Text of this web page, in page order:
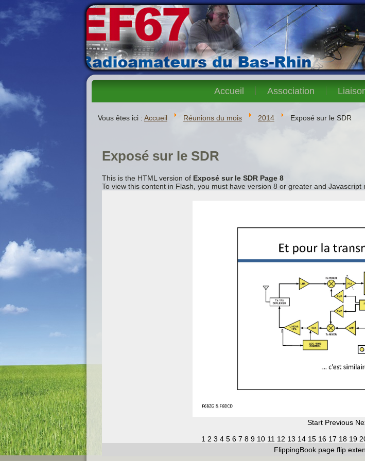
Accueil Association
Vous êtes ici : Accueil Réunions du mois 2014 Exposé sur le SDR
Exposé sur le SDR
This is the HTML version of Exposé sur le SDR Page 8
To view this content in Flash, you must have version 8 or greater and
Start Previous
1 2 3 4 5 6 7 8 9 10 11 12 13 14 15 16 17 18 19
FlippingBook page flip